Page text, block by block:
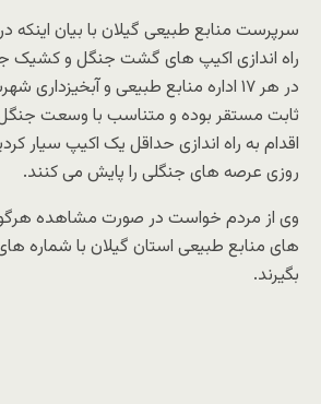
سرپرست منابع طبیعی گیلان با بیان اینکه در
راه اندازی اکیپ های گشت جنگل و کشیک
در هر ۱۷ اداره منابع طبیعی و
ثابت مستقر بوده و متناسب با وسعت
اقدام به راه اندازی حداقل یک اکیپ سیار
روزی عرصه های جنگلی را پایش می کنند.
وی از مردم خواست در صورت مشاهده
بگیرند.